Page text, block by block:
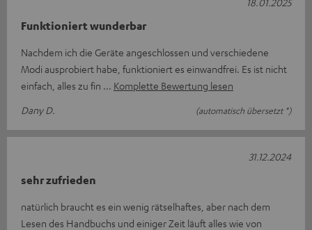
Funktioniert wunderbar
Nachdem ich die Geräte angeschlossen und verschiedene
Modi ausprobiert habe, funktioniert es einwandfrei. Es ist nicht
einfach, alles zu fin
Komplette Bewertung lesen
Dany D.
(automatisch übersetzt *)
sehr zufrieden
natürlich braucht es ein wenig rätselhaftes, aber nach dem
Lesen des Handbuchs und einiger Zeit läuft alles wie von
31.12.2024